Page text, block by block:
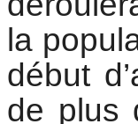
la
début
de plus